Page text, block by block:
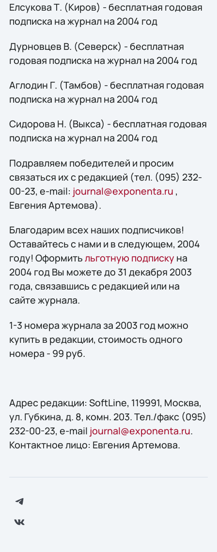
Елсукова Т. (Киров) - бесплатная годовая
подписка на журнал на 2004 год
Дурновцев В. (Северск) - бесплатная
годовая подписка на журнал на 2004 год
Аглодин Г. (Тамбов) - бесплатная годовая
подписка на журнал на 2004 год
Сидорова Н. (Выкса) - бесплатная годовая
подписка на журнал на 2004 год
Подравляем победителей и просим
связаться их с редакцией (тел. (095) 232-
00-23, e-mail: journal@exponenta.ru ,
Евгения Артемова).
Благодарим всех наших подписчиков!
Оставайтесь с нами и в следующем, 2004
году! Оформитьльготную подписку на
2004 год Вы можете до 31 декабря 2003
года, связавшись с редакцией или на
сайте журнала.
1-3 номера журнала за 2003 год можно
купить в редакции, стоимость одного
номера - 99 руб.
Адрес редакции: SoftLine, 119991, Москва,
ул. Губкина, д. 8, комн. 203. Тел./факс (095)
232-00-23, e-mail journal@exponenta.ru.
Контактное лицо: Евгения Артемова.